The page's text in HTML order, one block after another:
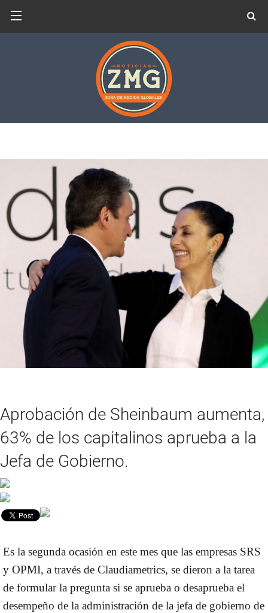
Aprobación de Sheinbaum aumenta,
63% de los capitalinos aprueba a la
Jefa de Gobierno.
Es la segunda ocasión en este mes que las empresas SRS
y OPMI, a través de Claudiametrics, se dieron a la tarea
de formular la pregunta si se aprueba o desaprueba el
desempeño de la administración de la jefa de gobierno de